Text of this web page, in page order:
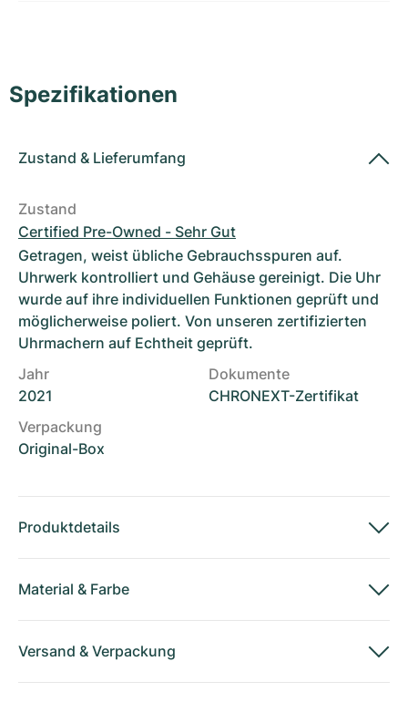
Spezifikationen
Zustand & Lieferumfang
Zustand
Certified Pre-Owned - Sehr Gut
Getragen, weist übliche Gebrauchsspuren auf.
Uhrwerk kontrolliert und Gehäuse gereinigt. Die Uhr
wurde auf ihre individuellen Funktionen geprüft und
möglicherweise poliert. Von unseren zertifizierten
Uhrmachern auf Echtheit geprüft.
Jahr
2021
Dokumente
CHRONEXT-Zertifikat
Verpackung
Original-Box
Produktdetails
Material & Farbe
Versand & Verpackung